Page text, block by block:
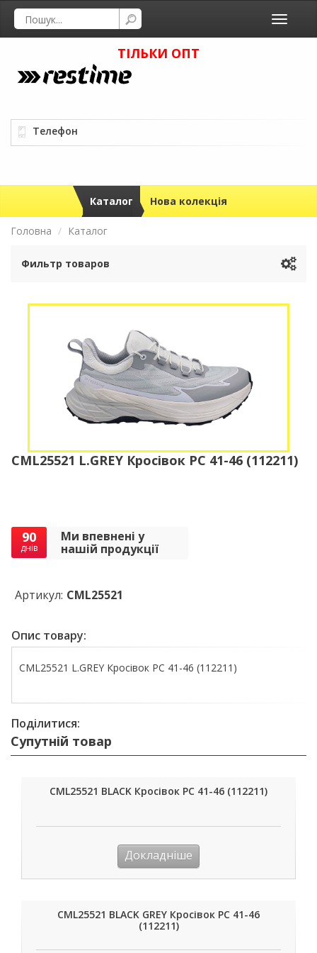
Toggle
ТІЛЬКИ ОПТ
Телефон
Каталог Нова колекція
Головна Каталог
Фильтр товаров
CML25521 L.GREY Кросівок PC 41-46 (112211)
90
днів
Ми впевнені у
нашій продукції
Артикул: CML25521
Опис товару:
CML25521 L.GREY Кросівок PC 41-46 (112211)
Поділитися:
Супутній товар
CML25521 BLACK Кросівок PC 41-46 (112211)
Докладніше
CML25521 BLACK GREY Кросівок PC 41-46
(112211)